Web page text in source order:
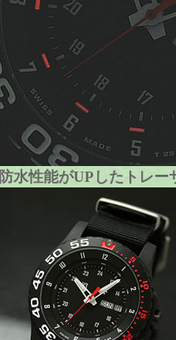
防水性能がUPしたトレ